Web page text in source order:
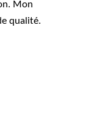
Mon
qualité.